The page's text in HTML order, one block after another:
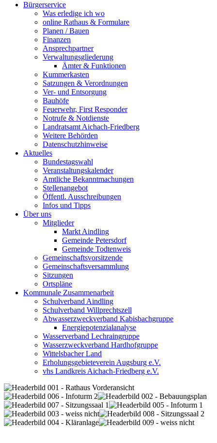
Bürgerservice
Was erledige ich wo
online Rathaus & Formulare
Planen / Bauen
Finanzen
Ansprechpartner
Verwaltungsgliederung
Ämter & Funktionen
Kummerkasten
Satzungen & Verordnungen
Ver- und Entsorgung
Bauhöfe
Feuerwehr, First Responder
Notrufe & Notdienste
Landratsamt Aichach-Friedberg
Weitere Behörden
Datenschutzhinweise
Aktuelles
Bundestagswahl
Veranstaltungskalender
Amtliche Bekanntmachungen
Stellenangebot
Öffentl. Ausschreibungen
Infos und Tipps
Über uns
Mitglieder
Markt Aindling
Gemeinde Petersdorf
Gemeinde Todtenweis
Gemeinschaftsvorsitzende
Gemeinschaftsversammlung
Sitzungen
Ortspläne
Kommunale Zusammenarbeit
Schulverband Aindling
Schulverband Willprechtszell
Abwasserzweckverband Kabisbachgruppe
Energiepotenzialanalyse
Wasserverband Lechraingruppe
Wasserzweckverband Hardhofgruppe
Wittelsbacher Land
Erholungsgebieteverein Augsburg e.V.
vhs Landkreis Aichach-Friedberg e.V.